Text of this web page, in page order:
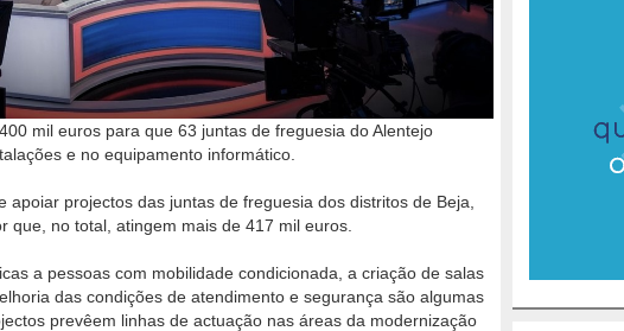
mil euros para que 63 juntas de freguesia do Alentejo
e no equipamento informático.
projectos das juntas de freguesia dos distritos de Beja,
que, no total, atingem mais de 417 mil euros.
a pessoas com mobilidade condicionada, a criação de salas
das condições de atendimento e segurança são algumas
prevêem linhas de actuação nas áreas da modernização